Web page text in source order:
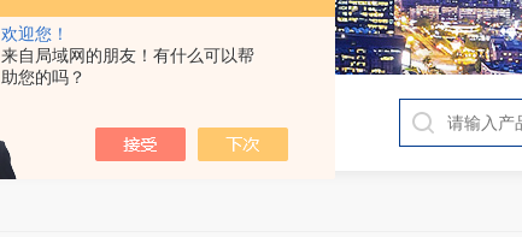
欢迎您！
来自局域网的朋友！有什么可以帮
助您的吗？